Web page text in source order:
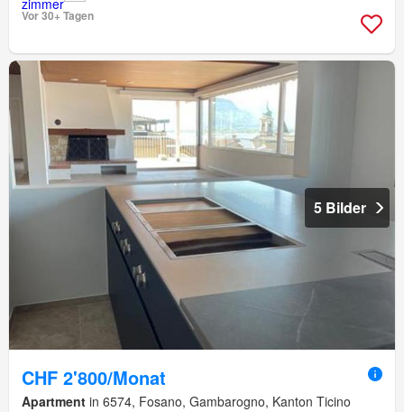
Vor 30+ Tagen
5 Bilder
CHF 2'800/Monat
Apartment in 6574, Fosano, Gambarogno, Kanton Ticino